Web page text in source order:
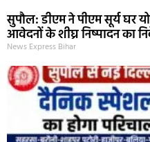
सुपौल: डीएम ने पीएम सूर्य घर
आवेदनों के शीघ्र निष्पादन का
News Express Bihar